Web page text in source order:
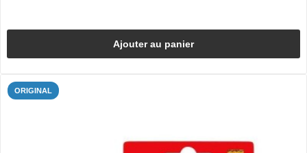
Ajouter au panier
ORIGINAL